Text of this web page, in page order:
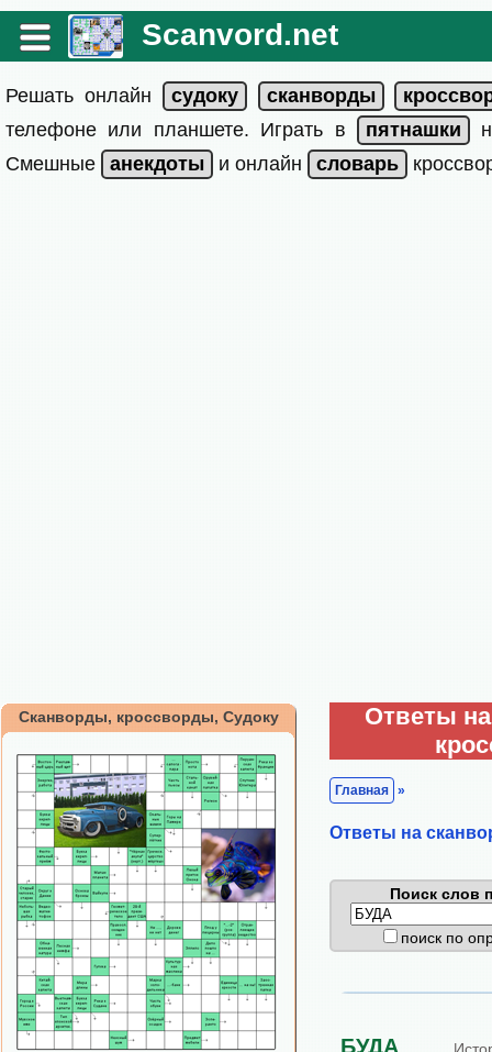
Scanvord.net
Решать онлайн
телефоне или планшете. Играть в
Смешные
и онлайн
Сканворды, кроссворды, Судоку
Ответы
Главная »
Ответы на
Поиск слов
поиск по
БУДА